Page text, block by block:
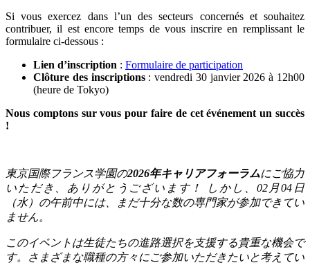
Si vous exercez dans l’un des secteurs concernés et souhaitez
contribuer, il est encore temps de vous inscrire en remplissant le
formulaire ci-dessous :
Lien d’inscription : Formulaire de participation
Clôture des inscriptions: vendredi 30 janvier 2026 à 12h00
(heure de Tokyo)
Nous comptons sur vous pour faire de cet événement un succès
!
東京国際フランス学園の2026年キャリアフォーラムにご協力
いただき、ありがとうございます！
しかし、02月04日
（水）の午前中には、まだ十分な数の専門家が参加できてい
ません。
このイベントは生徒たちの進路選択を支援する貴重な機会で
す。さまざまな職種の方々にご参加いただきたいと考えてい